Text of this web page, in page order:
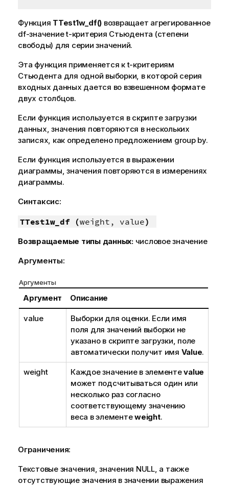
Функция TTest1w_df() возвращает агрегированное
df-значение t-критерия Стьюдента (степени
свободы) для серии значений.
Эта функция применяется к t-критериям
Стьюдента для одной выборки, в которой серия
входных данных дается во взвешенном формате
двух столбцов.
Если функция используется в скрипте загрузки
данных, значения повторяются в нескольких
записях, как определено предложением group by.
Если функция используется в выражении
диаграммы, значения повторяются в измерениях
диаграммы.
Синтаксис:
TTest1w_df (weight, value)
Возвращаемые типы данных: числовое значение
Аргументы:
Аргументы
Аргумент Описание
value
Выборки для оценки. Если имя
поля для значений выборки не
указано в скрипте загрузки, поле
автоматически получит имя Value.
weight Каждое значение в элементеvalue
может подсчитываться один или
несколько раз согласно
соответствующему значению
веса в элементеweight.
Ограничения:
Текстовые значения, значения NULL, а также
отсутствующие значения в значении выражения